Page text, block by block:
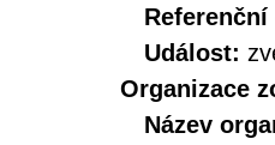
Referenční
Událost:
Organizace
Název